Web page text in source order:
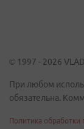
© 1997 - 2026
При любом
обязательна.
Политика